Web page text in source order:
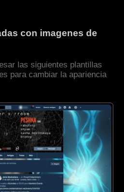
con imagenes de
las siguientes plantillas
para cambiar la apariencia